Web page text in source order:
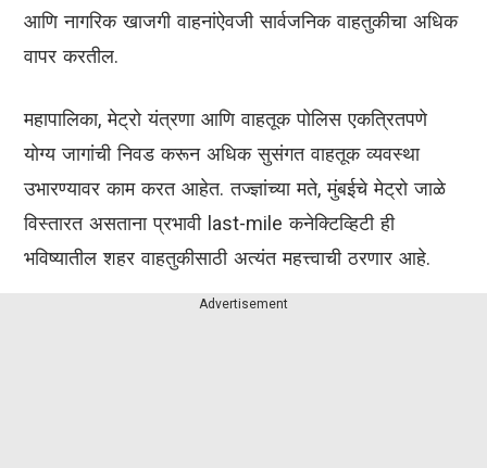
आणि नागरिक खाजगी वाहनांऐवजी सार्वजनिक वाहतुकीचा अधिक
वापर करतील.
महापालिका, मेट्रो यंत्रणा आणि वाहतूक पोलिस एकत्रितपणे
योग्य जागांची निवड करून अधिक सुसंगत वाहतूक व्यवस्था
उभारण्यावर काम करत आहेत. तज्ज्ञांच्या मते, मुंबईचे मेट्रो जाळे
विस्तारत असताना प्रभावी last-mile कनेक्टिव्हिटी ही
भविष्यातील शहर वाहतुकीसाठी अत्यंत महत्त्वाची ठरणार आहे.
Advertisement